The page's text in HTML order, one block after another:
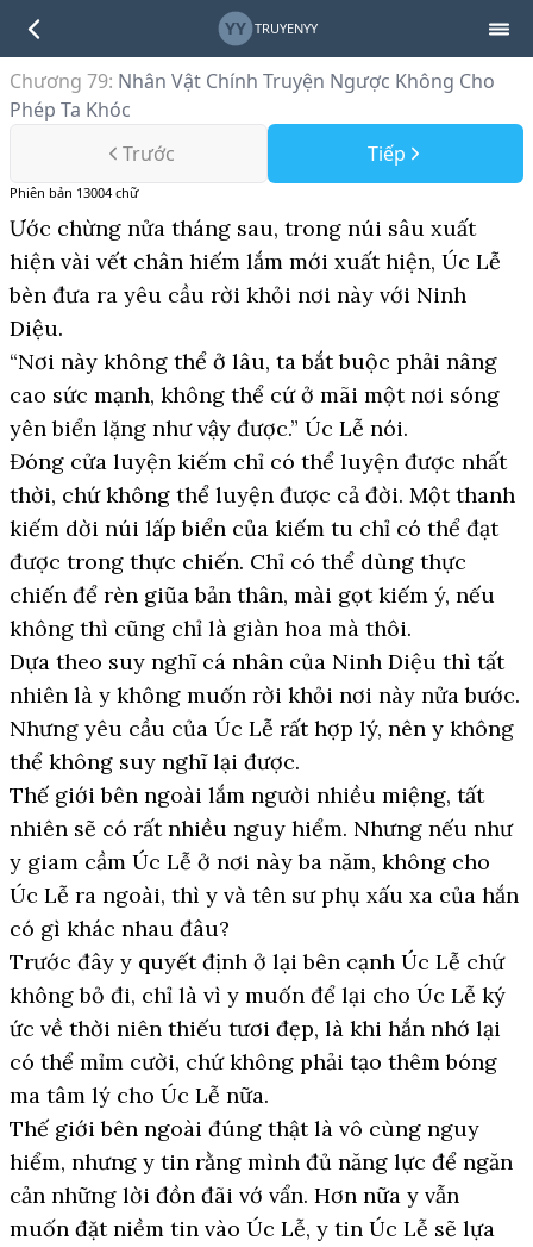
YY TRUYENYY
Chương 79: Nhân Vật Chính Truyện Ngược Không Cho
Phép Ta Khóc
Trước
Tiếp
Phiên bản 13004 chữ
Ước chừng nửa tháng sau, trong núi sâu xuất
hiện vài vết chân hiếm lắm mới xuất hiện, Úc Lễ
bèn đưa ra yêu cầu rời khỏi nơi này với Ninh
Diệu.
“Nơi này không thể ở lâu, ta bắt buộc phải nâng
cao sức mạnh, không thể cứ ở mãi một nơi sóng
yên biển lặng như vậy được.” Úc Lễ nói.
Đóng cửa luyện kiếm chỉ có thể luyện được nhất
thời, chứ không thể luyện được cả đời. Một thanh
kiếm dời núi lấp biển của kiếm tu chỉ có thể đạt
được trong thực chiến. Chỉ có thể dùng thực
chiến để rèn giũa bản thân, mài gọt kiếm ý, nếu
không thì cũng chỉ là giàn hoa mà thôi.
Dựa theo suy nghĩ cá nhân của Ninh Diệu thì tất
nhiên là y không muốn rời khỏi nơi này nửa bước.
Nhưng yêu cầu của Úc Lễ rất hợp lý, nên y không
thể không suy nghĩ lại được.
Thế giới bên ngoài lắm người nhiều miệng, tất
nhiên sẽ có rất nhiều nguy hiểm. Nhưng nếu như
y giam cầm Úc Lễ ở nơi này ba năm, không cho
Úc Lễ ra ngoài, thì y và tên sư phụ xấu xa của hắn
có gì khác nhau đâu?
Trước đây y quyết định ở lại bên cạnh Úc Lễ chứ
không bỏ đi, chỉ là vì y muốn để lại cho Úc Lễ ký
ức về thời niên thiếu tươi đẹp, là khi hắn nhớ lại
có thể mỉm cười, chứ không phải tạo thêm bóng
ma tâm lý cho Úc Lễ nữa.
Thế giới bên ngoài đúng thật là vô cùng nguy
hiểm, nhưng y tin rằng mình đủ năng lực để ngăn
cản những lời đồn đãi vớ vẩn. Hơn nữa y vẫn
muốn đặt niềm tin vào Úc Lễ, y tin Úc Lễ sẽ lựa